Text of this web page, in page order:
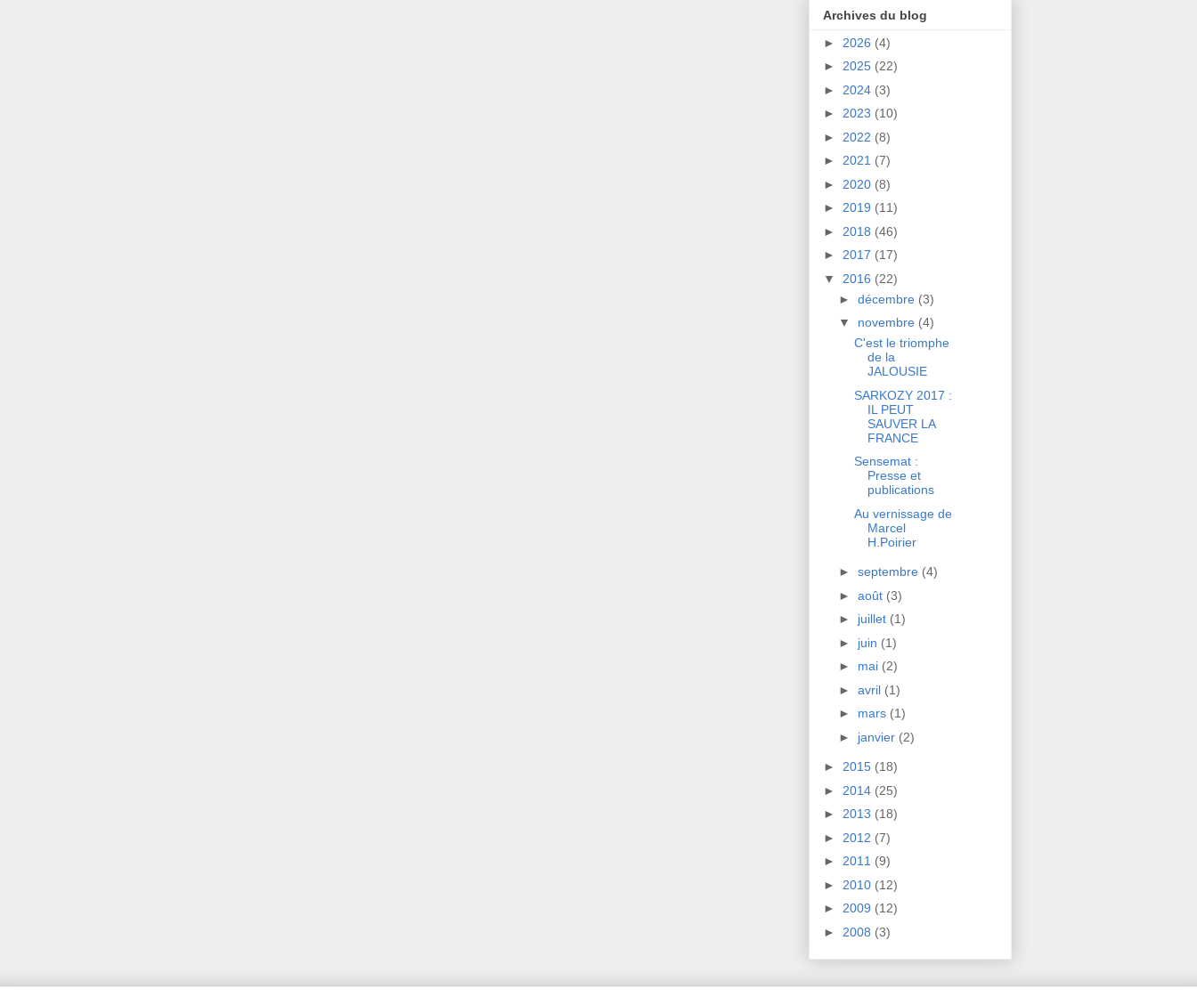
Archives du blog
► 2026 (4)
► 2025 (22)
► 2024 (3)
► 2023 (10)
► 2022 (8)
► 2021 (7)
► 2020 (8)
► 2019 (11)
► 2018 (46)
► 2017 (17)
▼ 2016 (22)
► décembre (3)
▼ novembre (4)
C'est le triomphe
de la
JALOUSIE
SARKOZY 2017 :
IL PEUT
SAUVER LA
FRANCE
Sensemat :
Presse et
publications
Au vernissage de
Marcel
H.Poirier
► septembre (4)
► août (3)
► juillet (1)
► juin (1)
► mai (2)
► avril (1)
► mars (1)
► janvier (2)
► 2015 (18)
► 2014 (25)
► 2013 (18)
► 2012 (7)
► 2011 (9)
► 2010 (12)
► 2009 (12)
► 2008 (3)